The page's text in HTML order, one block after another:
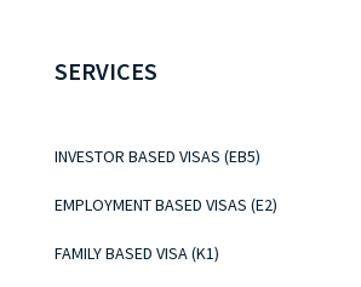
SERVICES
INVESTOR BASED VISAS (EB5)
EMPLOYMENT BASED VISAS (E2)
FAMILY BASED VISA (K1)